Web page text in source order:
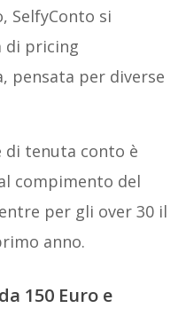
SelfyConto si
di pricing
pensata per diverse
di tenuta conto è
compimento del
per gli over 30 il
anno.
150 Euro e